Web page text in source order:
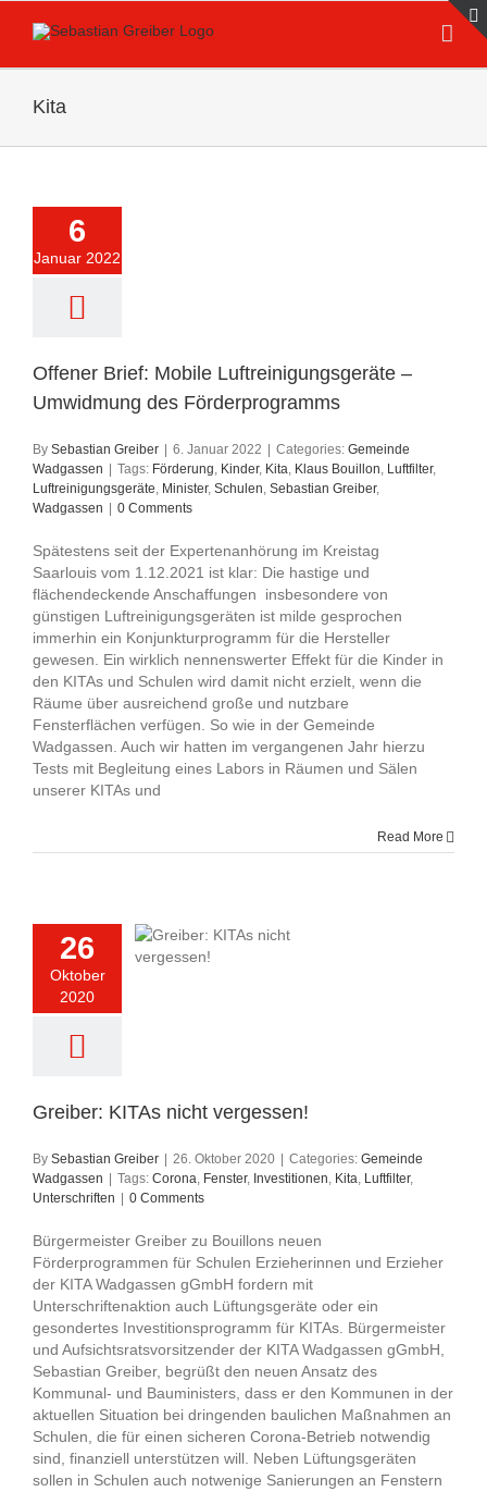
Kita
6
Januar 2022
Offener Brief: Mobile Luftreinigungsgeräte –
Umwidmung des Förderprogramms
By Sebastian Greiber 6. Januar 2022 Categories: Gemeinde
Wadgassen
Tags: Förderung, Kinder, Kita, Klaus Bouillon, Luftfilter,
Luftreinigungsgeräte, Minister, Schulen, Sebastian Greiber,
Wadgassen
0 Comments
Spätestens seit der Expertenanhörung im Kreistag
Saarlouis vom 1.12.2021 ist klar: Die hastige und
flächendeckende Anschaffungen insbesondere von
günstigen Luftreinigungsgeräten ist milde gesprochen
immerhin ein Konjunkturprogramm für die Hersteller
gewesen. Ein wirklich nennenswerter Effekt für die Kinder in
den KITAs und Schulen wird damit nicht erzielt, wenn die
Räume über ausreichend große und nutzbare
Fensterflächen verfügen. So wie in der Gemeinde
Wadgassen. Auch wir hatten im vergangenen Jahr hierzu
Tests mit Begleitung eines Labors in Räumen und Sälen
unserer KITAs und
Read More
26
Oktober
2020
Greiber: KITAs nicht vergessen!
By Sebastian Greiber 26. Oktober 2020 Categories: Gemeinde
Wadgassen
Tags: Corona, Fenster, Investitionen, Kita, Luftfilter,
Unterschriften
0 Comments
Bürgermeister Greiber zu Bouillons neuen
Förderprogrammen für Schulen Erzieherinnen und Erzieher
der KITA Wadgassen gGmbH fordern mit
Unterschriftenaktion auch Lüftungsgeräte oder ein
gesondertes Investitionsprogramm für KITAs. Bürgermeister
und Aufsichtsratsvorsitzender der KITA Wadgassen gGmbH,
Sebastian Greiber, begrüßt den neuen Ansatz des
Kommunal- und Bauministers, dass er den Kommunen in der
aktuellen Situation bei dringenden baulichen Maßnahmen an
Schulen, die für einen sicheren Corona-Betrieb notwendig
sind, finanziell unterstützen will. Neben Lüftungsgeräten
sollen in Schulen auch notwenige Sanierungen an Fenstern